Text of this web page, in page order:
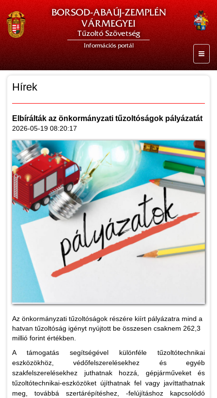
BORSOD-ABAÚJ-ZEMPLÉN
VÁRMEGYEI
Tűzoltó Szövetség
Információs portál
Hírek
Elbírálták az önkormányzati tűzoltóságok pályázatát
2026-05-19 08:20:17
Az önkormányzati tűzoltóságok részére kiírt pályázatra mind a
hatvan tűzoltóság igényt nyújtott be összesen csaknem 262,3
millió forint értékben.
A támogatás segítségével különféle tűzoltótechnikai
eszközökhöz, védőfelszerelésekhez és egyéb
szakfelszerelésekhez juthatnak hozzá, gépjárműveket és
tűzoltótechnikai-eszközöket újíthatnak fel vagy javíttathatnak
meg, továbbá szertárépítéshez, -felújításhoz kapcsolódó